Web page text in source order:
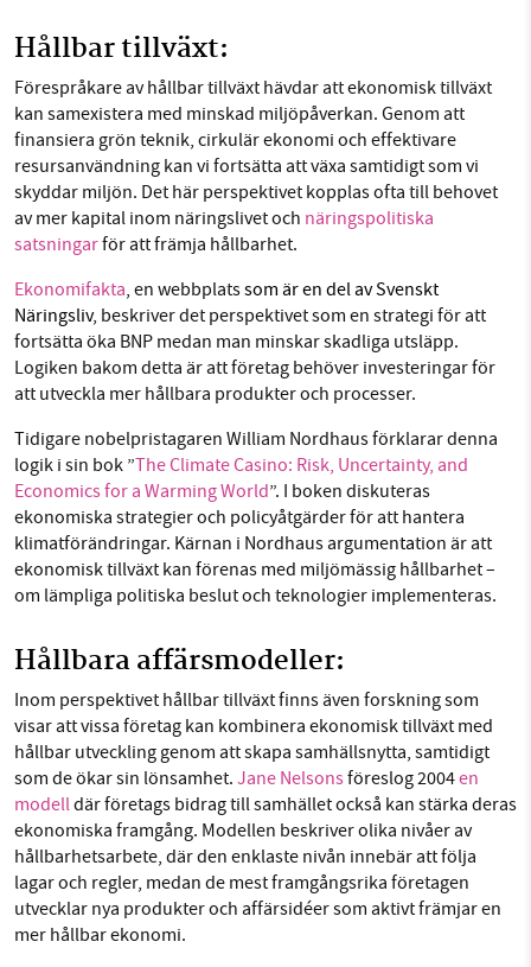
Hållbar tillväxt:
Förespråkare av hållbar tillväxt hävdar att ekonomisk tillväxt
kan samexistera med minskad miljöpåverkan. Genom att
finansiera grön teknik, cirkulär ekonomi och effektivare
resursanvändning kan vi fortsätta att växa samtidigt som vi
skyddar miljön. Det här perspektivet kopplas ofta till behovet
av mer kapital inom näringslivet och näringspolitiska
satsningarför att främja hållbarhet.
Ekonomifakta, en webbplatssom är en del av Svenskt
Näringsliv, beskriver det perspektivet som en strategi för att
fortsätta öka BNP medan man minskar skadliga utsläpp.
Logiken bakom detta är att företag behöver investeringar för
att utveckla mer hållbara produkter och processer.
Tidigare nobelpristagaren William Nordhaus förklarar denna
logik i sin bok ”The Climate Casino: Risk, Uncertainty, and
Economics for a Warming World”. I boken diskuteras
ekonomiska strategier och policyåtgärder för att hantera
klimatförändringar. Kärnan i Nordhaus argumentation är att
ekonomisk tillväxt kan förenas med miljömässig hållbarhet –
om lämpliga politiska beslut och teknologier implementeras.
Hållbara affärsmodeller:
Inom perspektivet hållbar tillväxt finns även forskning som
visar att vissa företag kan kombinera ekonomisk tillväxt med
hållbar utveckling genom att skapa samhällsnytta, samtidigt
som de ökar sin lönsamhet. Jane Nelsonsföreslog 2004en
modelldär företags bidrag till samhället också kan stärka deras
ekonomiska framgång. Modellen beskriver olika nivåer av
hållbarhetsarbete, där den enklaste nivån innebär att följa
lagar och regler, medan de mest framgångsrika företagen
utvecklar nya produkter och affärsidéer som aktivt främjar en
mer hållbar ekonomi.